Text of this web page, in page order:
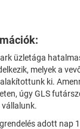
üzletága
melyek a
ki.
úgy GLS
adott nap